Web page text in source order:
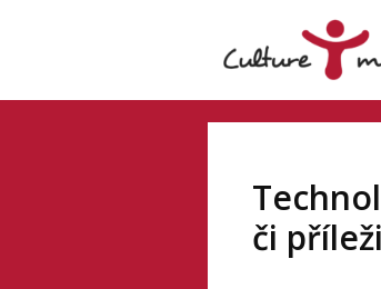
či